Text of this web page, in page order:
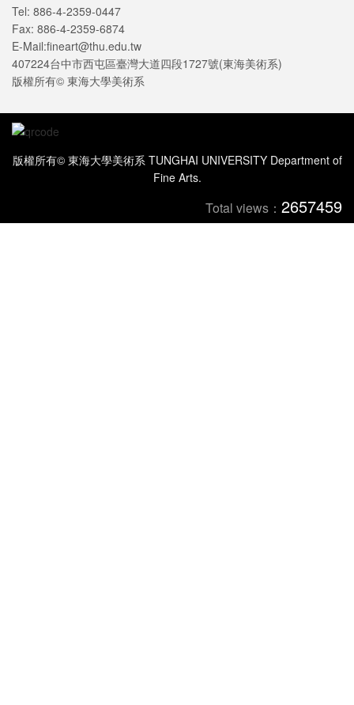
Tel: 886-4-2359-0447
Fax: 886-4-2359-6874
E-Mail:fineart@thu.edu.tw
407224台中市西屯區臺灣大道四段1727號(東海美術系)
版權所有© 東海大學美術系
版權所有© 東海大學美術系 TUNGHAI UNIVERSITY Department of
Fine Arts.
Total views： 2657459